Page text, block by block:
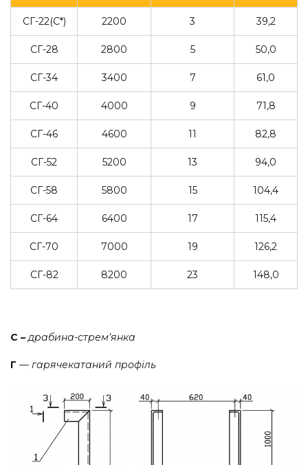
СГ-22(С*) 2200 3 39,2
СГ-28 2800 5 50,0
СГ-34 3400 7 61,0
СГ-40 4000 9 71,8
СГ-46 4600 11 82,8
СГ-52 5200 13 94,0
СГ-58 5800 15 104,4
СГ-64 6400 17 115,4
СГ-70 7000 19 126,2
СГ-82 8200 23 148,0
С –драбина-стрем’янка
Г — гарячекатаний профіль